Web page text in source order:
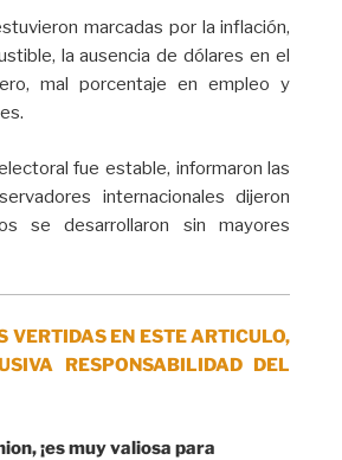
marcadas por la inflación,
la ausencia de dólares en el
mal porcentaje en empleo y
fue estable, informaron las
internacionales dijeron
se desarrollaron sin mayores
VERTIDAS EN ESTE ARTICULO,
RESPONSABILIDAD DEL
¡es muy valiosa para